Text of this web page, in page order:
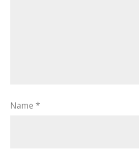
Name *